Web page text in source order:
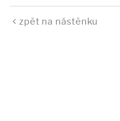
zpět na nástěnku